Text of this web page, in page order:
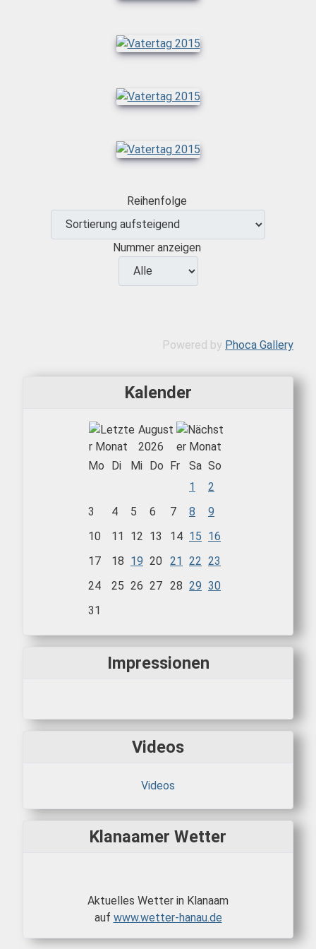
Reihenfolge
Nummer anzeigen
Powered by Phoca Gallery
Kalender
August
2026
Mo
Di Mi Do Fr Sa So
1
2
3
4 5 6 7 8
9
10
11 12 13 14 15 16
17
18 19 20 21 22 23
24
25 26 27 28 29 30
31
Impressionen
Videos
Videos
Klanaamer Wetter
Aktuelles Wetter in Klanaam
auf www.wetter-hanau.de